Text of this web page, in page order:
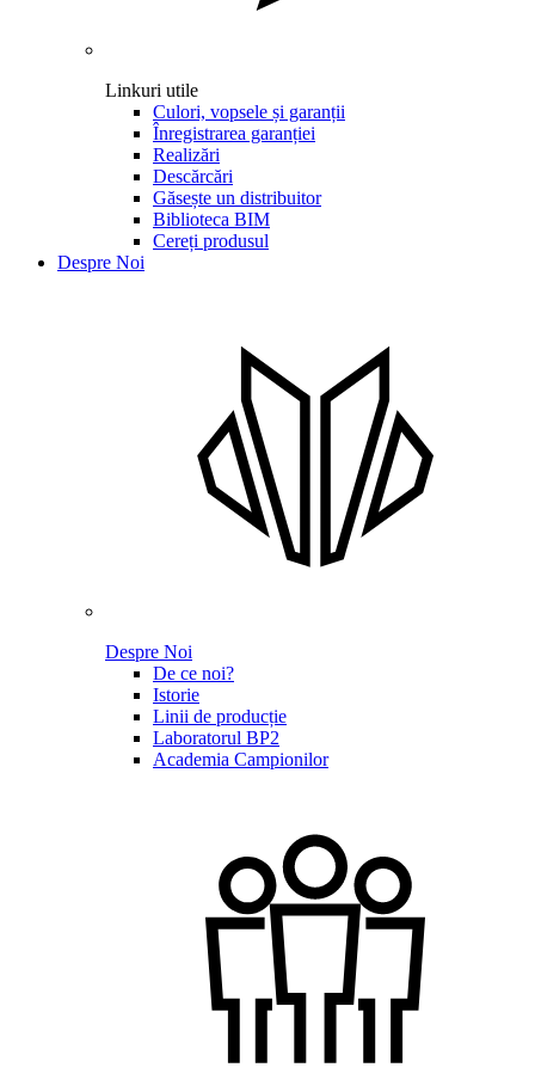
Linkuri utile
Culori, vopsele și garanții
Înregistrarea garanției
Realizări
Descărcări
Găsește un distribuitor
Biblioteca BIM
Cereți produsul
Despre Noi
Despre Noi
De ce noi?
Istorie
Linii de producție
Laboratorul BP2
Academia Campionilor